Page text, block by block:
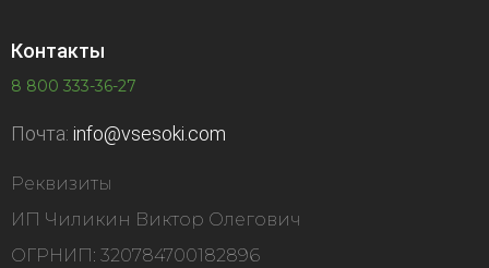
Контакты
8 800 333-36-27
Почта: info@vsesoki.com
Реквизиты
ИП Чиликин Виктор Олегович
ОГРНИП: 320784700182896